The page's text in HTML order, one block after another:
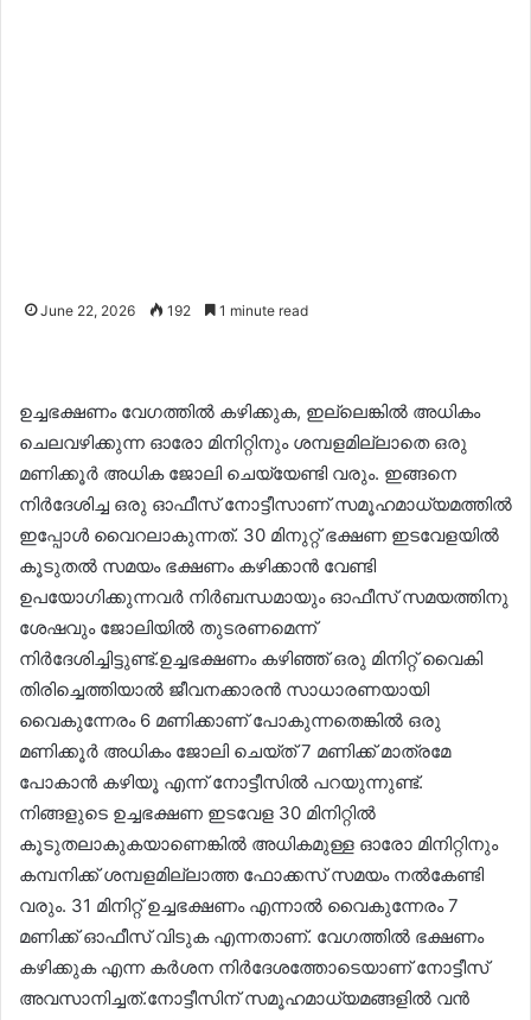
June 22, 2026 192 1 minute read
ഉച്ചഭക്ഷണം വേഗത്തിൽ കഴിക്കുക, ഇല്ലെങ്കിൽ അധികം
ചെലവഴിക്കുന്ന ഓരോ മിനിറ്റിനും ശമ്പളമില്ലാതെ ഒരു
മണിക്കൂർ അധിക ജോലി ചെയ്യേണ്ടി വരും. ഇങ്ങനെ
നിർദേശിച്ച ഒരു ഓഫീസ് നോട്ടീസാണ് സമൂഹമാധ്യമത്തിൽ
ഇപ്പോൾ വൈറലാകുന്നത്. 30 മിനുറ്റ് ഭക്ഷണ ഇടവേളയിൽ
കൂടുതൽ സമയം ഭക്ഷണം കഴിക്കാൻ വേണ്ടി
ഉപയോഗിക്കുന്നവർ നിർബന്ധമായും ഓഫീസ് സമയത്തിനു
ശേഷവും ജോലിയിൽ തുടരണമെന്ന്
നിർദേശിച്ചിട്ടുണ്ട്.ഉച്ചഭക്ഷണം കഴിഞ്ഞ് ഒരു മിനിറ്റ് വൈകി
തിരിച്ചെത്തിയാൽ ജീവനക്കാരൻ സാധാരണയായി
വൈകുന്നേരം 6 മണിക്കാണ് പോകുന്നതെങ്കിൽ ഒരു
മണിക്കൂർ അധികം ജോലി ചെയ്ത് 7 മണിക്ക് മാത്രമേ
പോകാൻ കഴിയൂ എന്ന് നോട്ടീസിൽ പറയുന്നുണ്ട്.
നിങ്ങളുടെ ഉച്ചഭക്ഷണ ഇടവേള 30 മിനിറ്റിൽ
കൂടുതലാകുകയാണെങ്കിൽ അധികമുള്ള ഓരോ മിനിറ്റിനും
കമ്പനിക്ക് ശമ്പളമില്ലാത്ത ഫോക്കസ് സമയം നൽകേണ്ടി
വരും. 31 മിനിറ്റ് ഉച്ചഭക്ഷണം എന്നാൽ വൈകുന്നേരം 7
മണിക്ക് ഓഫീസ് വിടുക എന്നതാണ്. വേഗത്തിൽ ഭക്ഷണം
കഴിക്കുക എന്ന കർശന നിർദേശത്തോടെയാണ് നോട്ടീസ്
അവസാനിച്ചത്.നോട്ടീസിന് സമൂഹമാധ്യമങ്ങളിൽ വൻ